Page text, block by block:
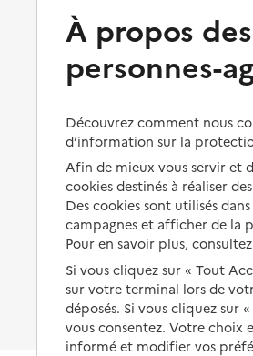
et droits
s'équiper
santé
Organiser à l'avance sa propre
protection
Les mesures de protection
Les obligations de la famille
À qui s’adresser ?
Les politiques du grand âge
À propos
personnes-
Découvrez comment nous
d’information sur la
Afin de mieux vous servir et
cookies destinés à réaliser
Des cookies sont utilisés
campagnes et afficher de la
Pour en savoir plus,
Si vous cliquez sur « Tout
sur votre terminal lors de
déposés. Si vous cliquez sur
vous consentez. Votre choix
informé et modifier vos